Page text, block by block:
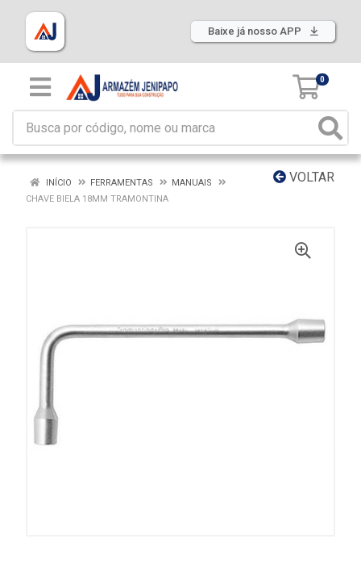
Baixe já nosso APP
0
VOLTAR
INÍCIO FERRAMENTAS
MANUAIS
CHAVE BIELA 18MM TRAMONTINA